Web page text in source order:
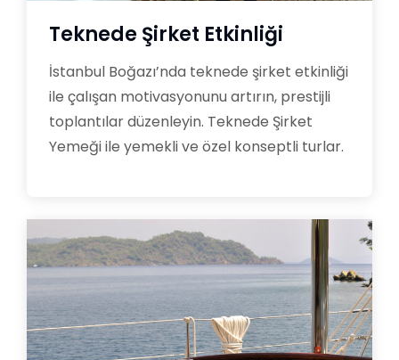
Teknede Şirket Etkinliği
İstanbul Boğazı’nda teknede şirket etkinliği
ile çalışan motivasyonunu artırın, prestijli
toplantılar düzenleyin. Teknede Şirket
Yemeği ile yemekli ve özel konseptli turlar.